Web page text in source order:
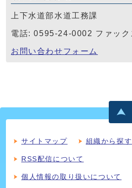
上下水道部水道工務課
電話: 0595-24-0002 ファッ
お問い合わせフォーム
サイトマップ 組織から探す
RSS配信について
個人情報の取り扱いについて